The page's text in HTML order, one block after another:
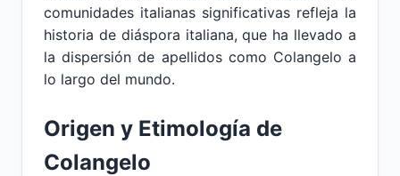
comunidades italianas significativas refleja la
historia de diáspora italiana, que ha llevado a
la dispersión de apellidos como Colangelo a
lo largo del mundo.
Origen y Etimología de
Colangelo